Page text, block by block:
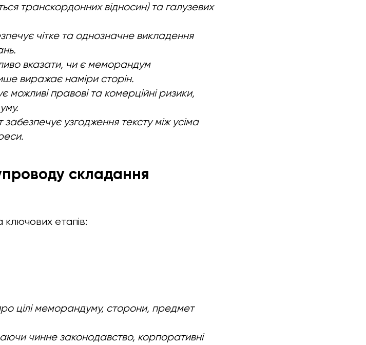
транскордонних відносин) та галузевих
чітке та однозначне викладення
вказати, чи є меморандум
виражає наміри сторін.
можливі правові та комерційні ризики,
узгодження тексту між усіма
складання
етапів:
цілі меморандуму, сторони, предмет
чинне законодавство, корпоративні